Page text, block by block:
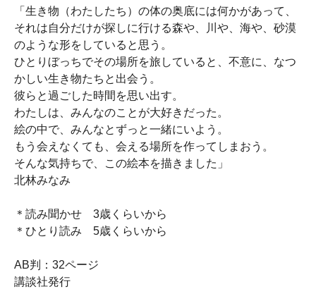
「生き物（わたしたち）の体の奥底には何かがあって、
それは自分だけが探しに行ける森や、川や、海や、砂漠
のような形をしていると思う。
ひとりぼっちでその場所を旅していると、不意に、なつ
かしい生き物たちと出会う。
彼らと過ごした時間を思い出す。
わたしは、みんなのことが大好きだった。
絵の中で、みんなとずっと一緒にいよう。
もう会えなくても、会える場所を作ってしまおう。
そんな気持ちで、この絵本を描きました」
北林みなみ
＊読み聞かせ 3歳くらいから
＊ひとり読み 5歳くらいから
AB判：32ページ
講談社発行